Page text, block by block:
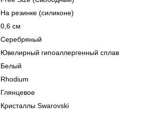
На резинке (силиконе)
0,6 см
Серебряный
Ювелирный гипоаллергенный сплав
Белый
Rhodium
Глянцевое
Кристаллы Swarovski